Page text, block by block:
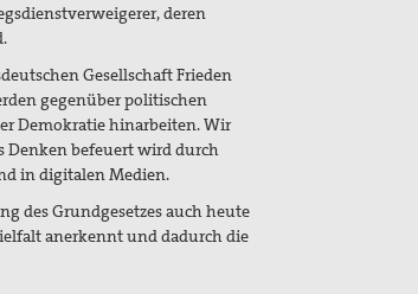
deren
Gesellschaft Frieden
gegenüber politischen
Demokratie hinarbeiten. Wir
Denken befeuert wird durch
in digitalen Medien.
des Grundgesetzes auch heute
anerkennt und dadurch die